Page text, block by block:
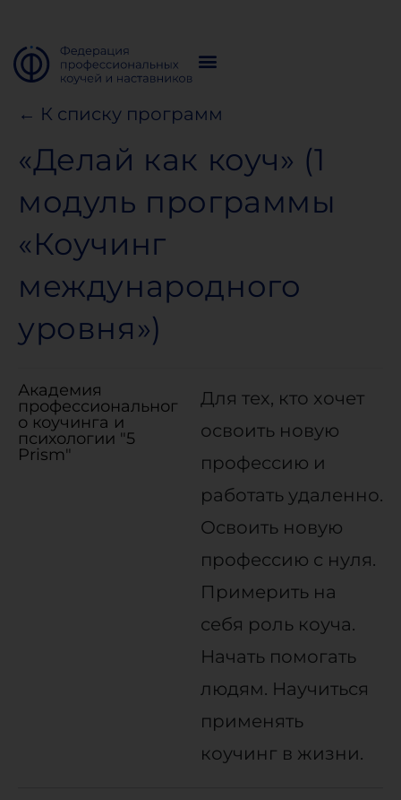
← К списку программ
«Делай как коуч» (1
модуль программы
«Коучинг
международного
уровня»)
Академия
профессиональног
о коучинга и
психологии "5
Prism"
Для тех, кто хочет
освоить новую
профессию и
работать удаленно.
Освоить новую
профессию с нуля.
Примерить на
себя роль коуча.
Начать помогать
людям. Научиться
применять
коучинг в жизни.